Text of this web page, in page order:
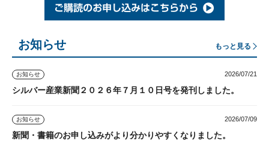
お知らせ もっと見る
お知らせ 2026/07/21
シルバー産業新聞２０２６年７月１０日号を発刊しました。
お知らせ 2026/07/09
新聞・書籍のお申し込みがより分かりやすくなりました。